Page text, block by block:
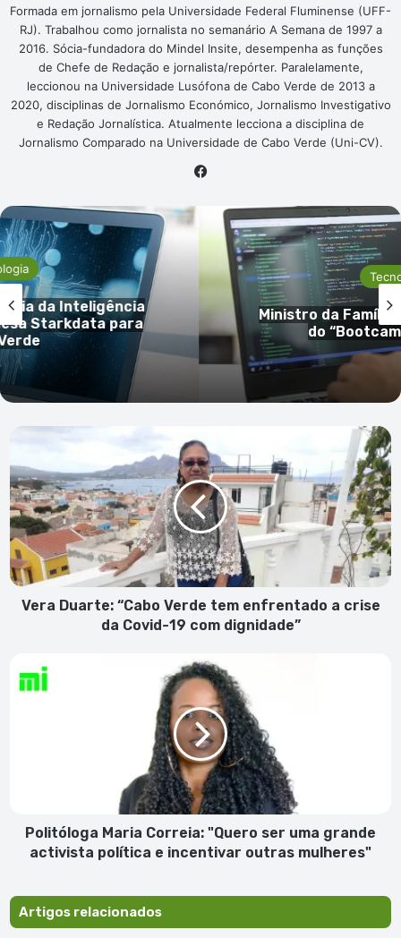
Formada em jornalismo pela Universidade Federal Fluminense (UFF-
RJ). Trabalhou como jornalista no semanário A Semana de 1997 a
2016. Sócia-fundadora do Mindel Insite, desempenha as funções
de Chefe de Redação e jornalista/repórter. Paralelamente,
leccionou na Universidade Lusófona de Cabo Verde de 2013 a
2020, disciplinas de Jornalismo Económico, Jornalismo Investigativo
e Redação Jornalística. Atualmente lecciona a disciplina de
Jornalismo Comparado na Universidade de Cabo Verde (Uni-CV).
Tecnologia
Ministro da Família preside
do “Bootcamp Impactar”
“Cabo
Verde
tem
enfrentado
a
crise
da
Covid-
Vera Duarte: “Cabo Verde tem enfrentado a crise
da Covid-19 com dignidade”
Maria
incentivar
Politóloga Maria Correia: "Quero ser uma grande
activista política e incentivar outras mulheres"
Artigos relacionados